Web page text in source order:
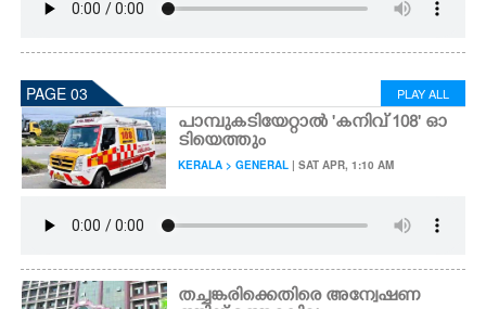
PAGE 03 PLAY ALL
പാമ്പുകടിയേറ്റാൽ 'കനിവ് 108' ഓ
ടിയെത്തും
KERALA > GENERAL | SAT APR, 1:10 AM
തച്ചങ്കരിക്കെതിരെ അന്വേഷണ